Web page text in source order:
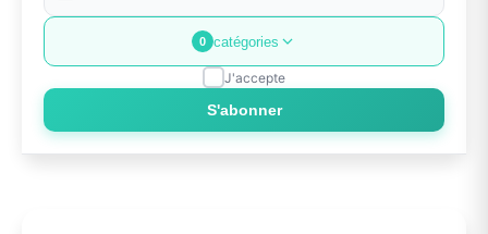
0 catégories
J'accepte
S'abonner